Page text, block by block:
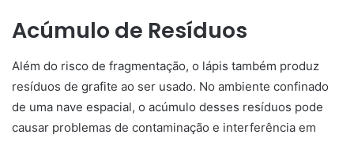
Acúmulo de Resíduos
Além do risco de fragmentação, o lápis também produz
resíduos de grafite ao ser usado. No ambiente confinado
de uma nave espacial, o acúmulo desses resíduos pode
causar problemas de contaminação e interferência em